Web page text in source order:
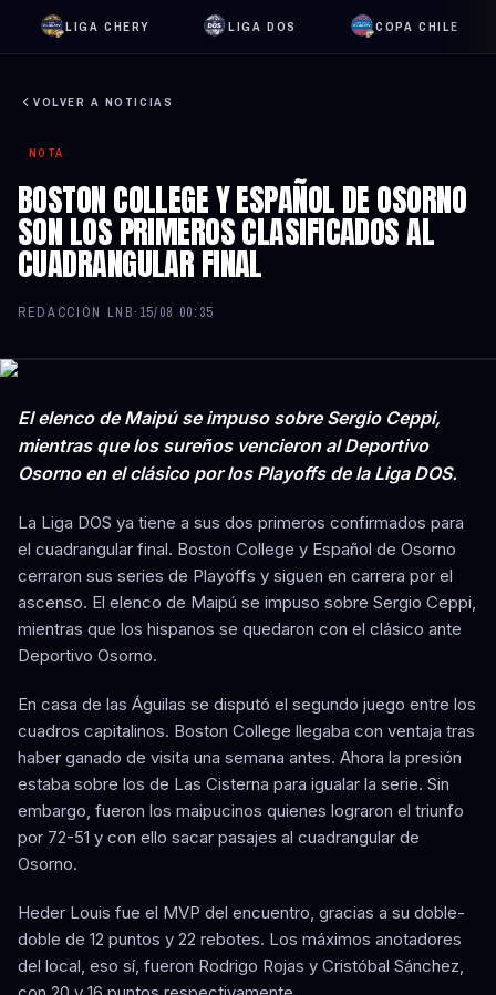
LIGA CHERY LIGA DOS COPA CHILE
VOLVER A NOTICIAS
NOTA
BOSTON COLLEGE Y ESPAÑOL DE OSORNO
SON LOS PRIMEROS CLASIFICADOS AL
CUADRANGULAR FINAL
REDACCIÓN LNB· 15/08 00:35
El elenco de Maipú se impuso sobre Sergio Ceppi,
mientras que los sureños vencieron al Deportivo
Osorno en el clásico por los Playoffs de la Liga DOS.
La Liga DOS ya tiene a sus dos primeros confirmados para
el cuadrangular final. Boston College y Español de Osorno
cerraron sus series de Playoffs y siguen en carrera por el
ascenso. El elenco de Maipú se impuso sobre Sergio Ceppi,
mientras que los hispanos se quedaron con el clásico ante
Deportivo Osorno.
En casa de las Águilas se disputó el segundo juego entre los
cuadros capitalinos. Boston College llegaba con ventaja tras
haber ganado de visita una semana antes. Ahora la presión
estaba sobre los de Las Cisterna para igualar la serie. Sin
embargo, fueron los maipucinos quienes lograron el triunfo
por 72-51 y con ello sacar pasajes al cuadrangular de
Osorno.
Heder Louis fue el MVP del encuentro, gracias a su doble-
doble de 12 puntos y 22 rebotes. Los máximos anotadores
del local, eso sí, fueron Rodrigo Rojas y Cristóbal Sánchez,